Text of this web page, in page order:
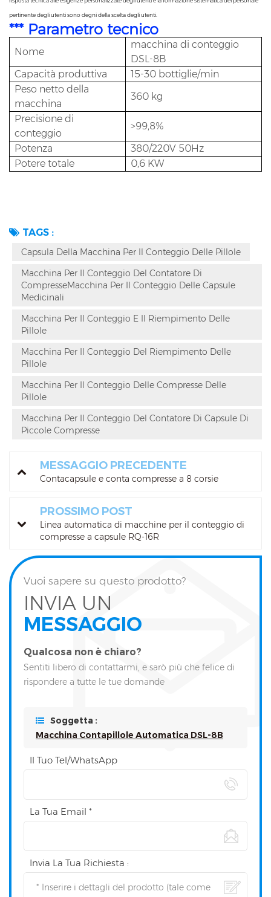
pertinente degli utenti sono degni della scelta degli utenti.
*** Parametro tecnico
Nome
macchina di conteggio
DSL-8B
Capacità produttiva
15-30 bottiglie/min
Peso netto della
macchina
360 kg
Precisione di
conteggio
>99,8%
Potenza
380/220V 50Hz
Potere totale
0,6 KW
TAGS :
Capsula Della Macchina Per Il Conteggio Delle Pillole
Macchina Per Il Conteggio Del Contatore Di
CompresseMacchina Per Il Conteggio Delle Capsule
Medicinali
Macchina Per Il Conteggio E Il Riempimento Delle
Pillole
Macchina Per Il Conteggio Del Riempimento Delle
Pillole
Macchina Per Il Conteggio Delle Compresse Delle
Pillole
Macchina Per Il Conteggio Del Contatore Di Capsule Di
Piccole Compresse
MESSAGGIO PRECEDENTE
Contacapsule e conta compresse a 8 corsie
PROSSIMO POST
Linea automatica di macchine per il conteggio di
compresse a capsule RQ-16R
Vuoi sapere su questo prodotto?
INVIA UN
MESSAGGIO
Qualcosa non è chiaro?
Sentiti libero di contattarmi, e sarò più che felice di
rispondere a tutte le tue domande
Soggetta :
Macchina Contapillole Automatica DSL-8B
Il Tuo Tel/WhatsApp
La Tua Email *
Invia La Tua Richiesta :